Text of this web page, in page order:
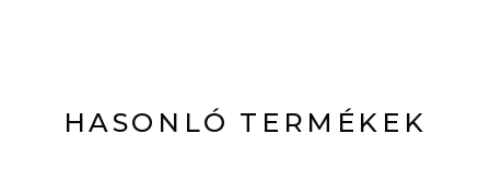
HASONLÓ TERMÉKEK